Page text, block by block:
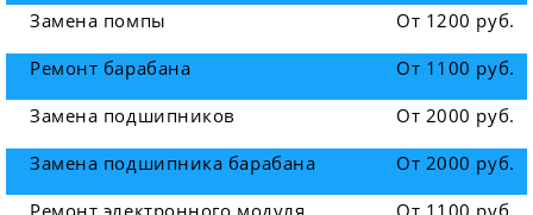
Замена помпы
От 1200 руб.
Ремонт барабана
От 1100 руб.
Замена подшипников
От 2000 руб.
Замена подшипника барабана
От 2000 руб.
Ремонт электронного модуля
От 1100 руб.